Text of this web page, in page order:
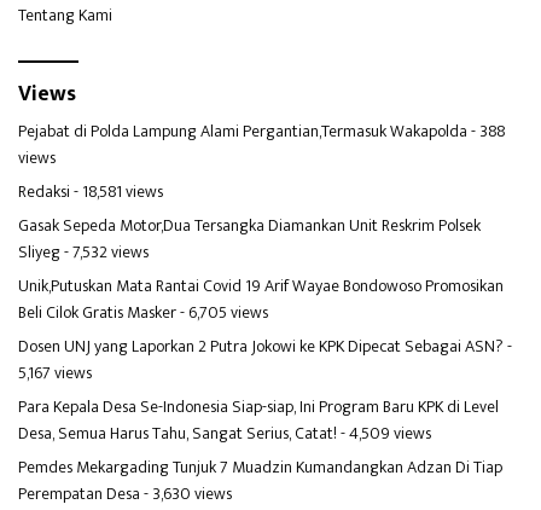
Tentang Kami
Views
Pejabat di Polda Lampung Alami Pergantian,Termasuk Wakapolda- 388
views
Redaksi- 18,581 views
Gasak Sepeda Motor,Dua Tersangka Diamankan Unit Reskrim Polsek
Sliyeg- 7,532 views
Unik,Putuskan Mata Rantai Covid 19 Arif Wayae Bondowoso Promosikan
Beli Cilok Gratis Masker- 6,705 views
Dosen UNJ yang Laporkan 2 Putra Jokowi ke KPK Dipecat Sebagai ASN?-
5,167 views
Para Kepala Desa Se-Indonesia Siap-siap, Ini Program Baru KPK di Level
Desa, Semua Harus Tahu, Sangat Serius, Catat!- 4,509 views
Pemdes Mekargading Tunjuk 7 Muadzin Kumandangkan Adzan Di Tiap
Perempatan Desa- 3,630 views